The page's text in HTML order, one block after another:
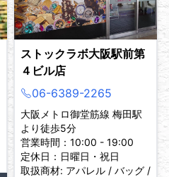
ストックラボ大阪駅前第
４ビル店
06-6389-2265
大阪メトロ御堂筋線 梅田駅
より徒歩5分
営業時間：10:00 - 19:00
定休日：日曜日・祝日
取扱商材: アパレル / バッグ /